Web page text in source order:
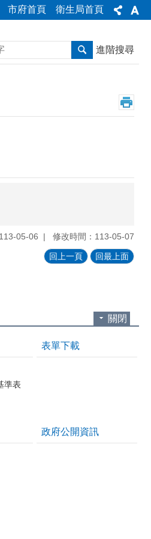
市府首頁 衛生局首頁
搜尋 進階搜尋
05-06 修改時間：113-05-07
回上一頁 回最上面
關閉
準表
表單下載
政府公開資訊